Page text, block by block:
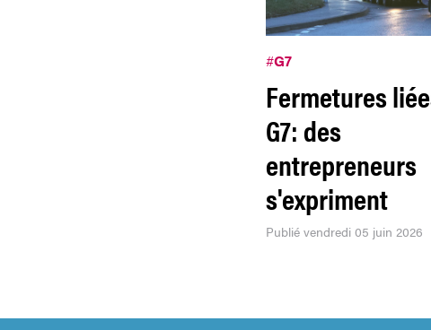
#G7
Fermetures
G7: des
entrepreneurs
s'expriment
Publié vendredi 05 juin 2026